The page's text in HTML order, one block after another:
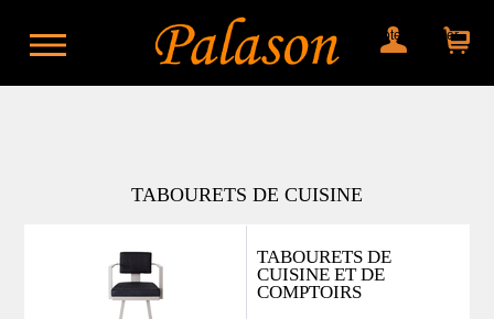
Mon compteMon panier
TABOURETS DE CUISINE
TABOURETS DE
CUISINE ET DE
COMPTOIRS